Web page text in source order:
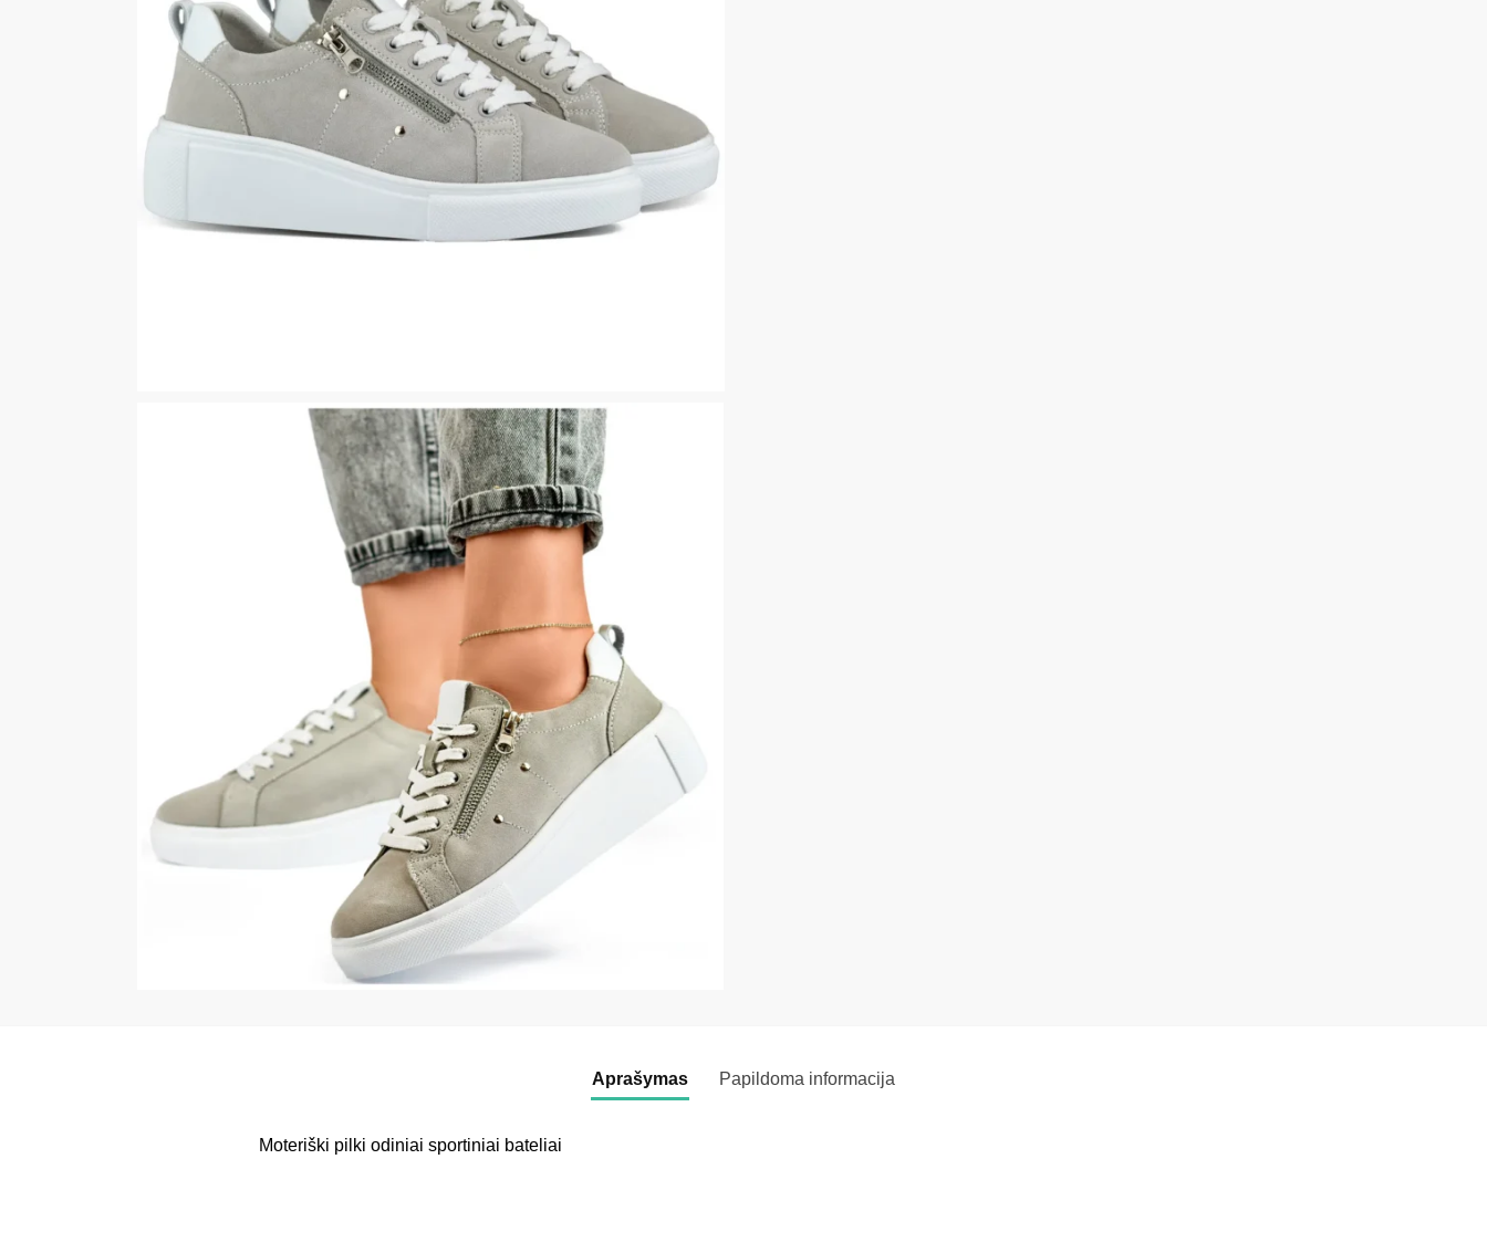
Aprašymas Papildoma informacija
Moteriški pilki odiniai sportiniai bateliai